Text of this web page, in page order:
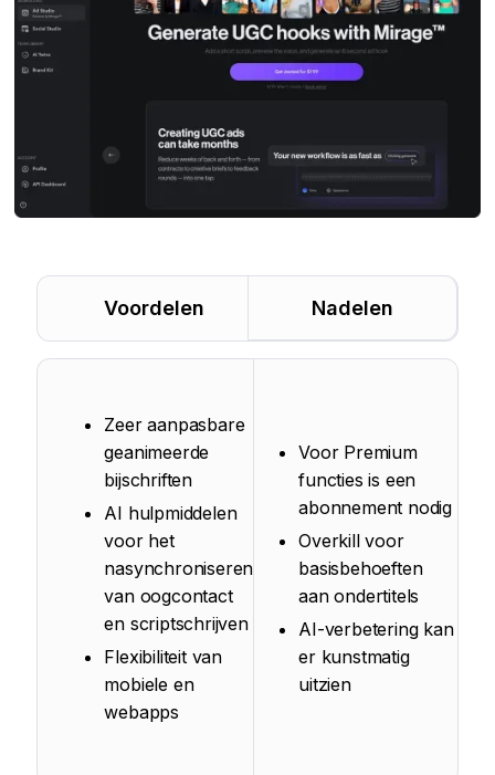
Voordelen Nadelen
Zeer aanpasbare
geanimeerde
bijschriften
AI hulpmiddelen
voor het
nasynchroniseren
van oogcontact
en scriptschrijven
Flexibiliteit van
mobiele en
webapps
Voor Premium
functies is een
abonnement nodig
Overkill voor
basisbehoeften
aan ondertitels
AI-verbetering kan
er kunstmatig
uitzien